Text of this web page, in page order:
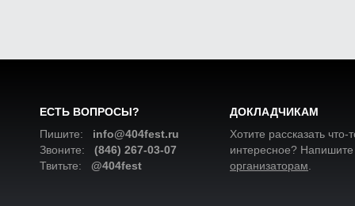
ЕСТЬ ВОПРОСЫ?
Пишите: info@404fest.ru
Звоните: (846) 267-03-07
Твитьте: @404fest
ДОКЛАДЧИКАМ
Хотите рассказать что-
интересное?
организаторам